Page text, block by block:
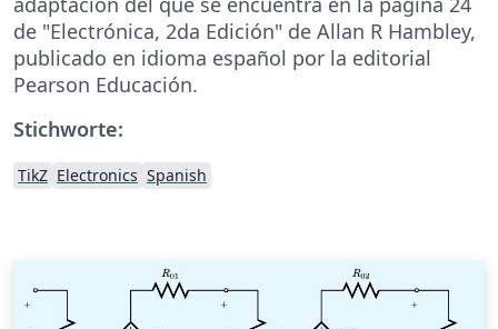
de "Electrónica, 2da Edición" de Allan R Hambley,
publicado en idioma español por la editorial
Pearson Educación.
Stichworte:
TikZ Electronics Spanish